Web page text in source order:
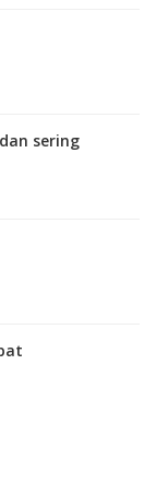
sering